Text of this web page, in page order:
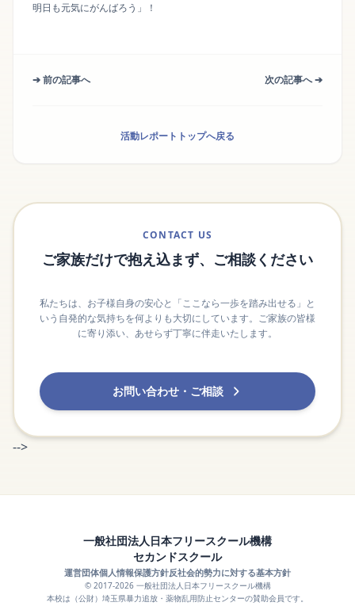
明日も元気にがんばろう」！
➔ 前の記事へ 次の記事へ ➔
活動レポートトップへ戻る
CONTACT US
ご家族だけで抱え込まず、ご相談ください
私たちは、お子様自身の安心と「ここなら一歩を踏み出せる」と
いう自発的な気持ちを何よりも大切にしています。ご家族の皆様
に寄り添い、あせらず丁寧に伴走いたします。
お問い合わせ・ご相談
-->
一般社団法人日本フリースクール機構
セカンドスクール
運営団体個人情報保護方針反社会的勢力に対する基本方針
© 2017-2026 一般社団法人日本フリースクール機構
本校は（公財）埼玉県暴力追放・薬物乱用防止センターの賛助会員です。